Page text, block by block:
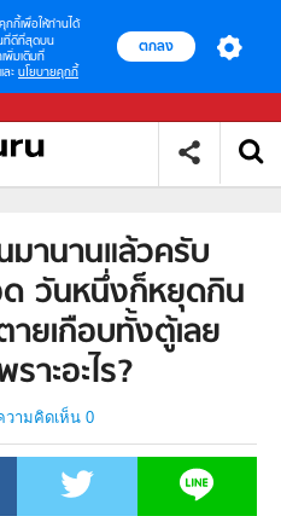
คุกกี้เพื่อให้ท่านได้
ที่ดีที่สุดบน
เพิ่มเติมที่
และ นโยบายคุกกี้
ตกลง
านานแล้วครับ
วันหนึ่งก็หยุดกิน
ยเกือบทั้งตู้เลย
าะอะไร?
วามคิดเห็น 0